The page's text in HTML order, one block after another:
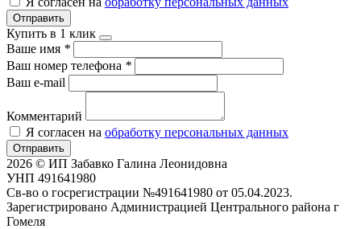
Отправить
Купить в 1 клик
Ваше имя *
Ваш номер телефона *
Ваш e-mail
Комментарий
Я согласен на обработку персональных данных
Отправить
2026 © ИП Забавко Галина Леонидовна
УНП 491641980
Св-во о госрегистрации №491641980 от 05.04.2023.
Зарегистрировано Администрацией Центрального района г
Гомеля